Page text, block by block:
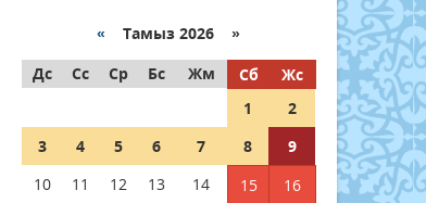
« Тамыз 2026 »
Дс
Сс Ср Бс Жм Сб
Жс
1
2
3
4 5 6 7 8
9
10
11 12 13 14 15
16